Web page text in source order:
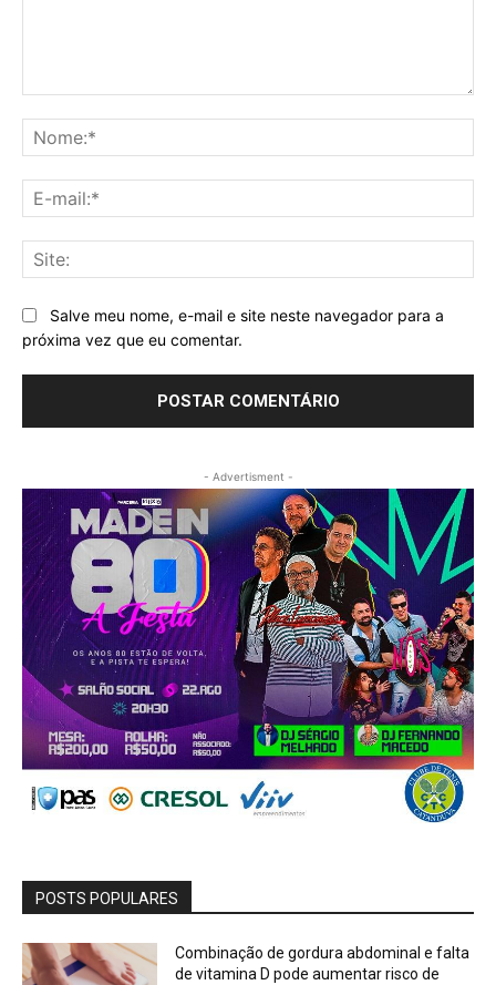
Salve meu nome, e-mail e site neste navegador para a
próxima vez que eu comentar.
- Advertisment -
POSTS POPULARES
Combinação de gordura abdominal e falta
de vitamina D pode aumentar risco de